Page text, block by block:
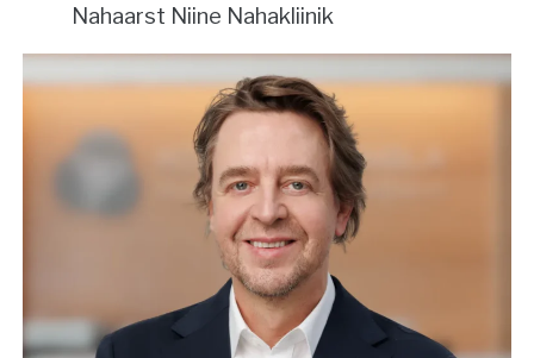
Nahaarst Niine Nahakliinik